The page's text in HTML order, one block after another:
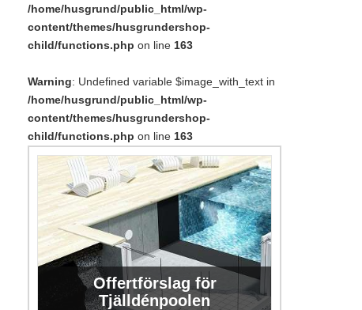
/home/husgrund/public_html/wp-
content/themes/husgrundershop-
child/functions.php on line 163
Warning: Undefined variable $image_with_text in
/home/husgrund/public_html/wp-
content/themes/husgrundershop-
child/functions.php on line 163
Offertförslag för
Tjälldénpoolen